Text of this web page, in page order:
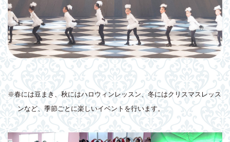
※春には豆まき、秋にはハロウィンレッスン、冬にはクリスマスレッス
ンなど、季節ごとに楽しいイベントを行います。